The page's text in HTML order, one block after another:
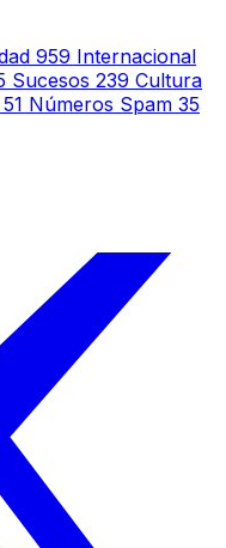
959 Internacional
Sucesos 239 Cultura
51 Números Spam 35